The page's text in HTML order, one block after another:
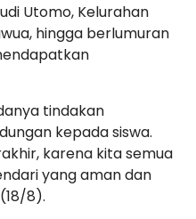
Utomo, Kelurahan
hingga berlumuran
tindakan
kepada siswa.
karena kita semua
yang aman dan
8).